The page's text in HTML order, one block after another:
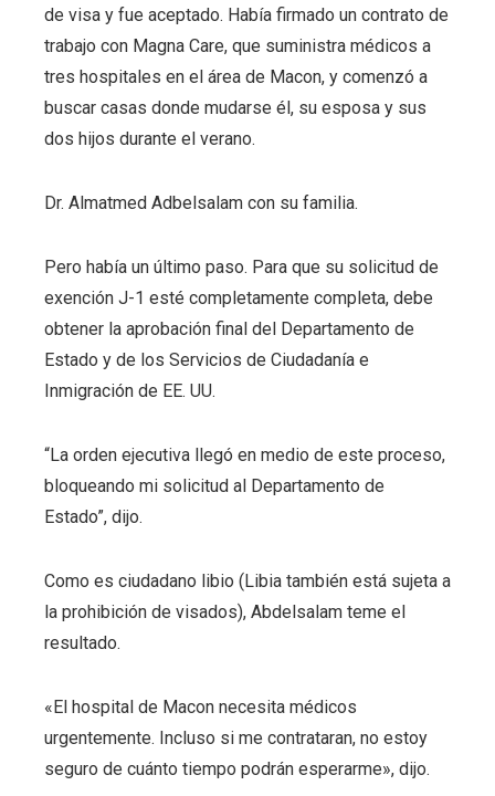
de visa y fue aceptado. Había firmado un contrato de
trabajo con Magna Care, que suministra médicos a
tres hospitales en el área de Macon, y comenzó a
buscar casas donde mudarse él, su esposa y sus
dos hijos durante el verano.
Dr. Almatmed Adbelsalam con su familia.
Pero había un último paso. Para que su solicitud de
exención J-1 esté completamente completa, debe
obtener la aprobación final del Departamento de
Estado y de los Servicios de Ciudadanía e
Inmigración de EE. UU.
“La orden ejecutiva llegó en medio de este proceso,
bloqueando mi solicitud al Departamento de
Estado”, dijo.
Como es ciudadano libio (Libia también está sujeta a
la prohibición de visados), Abdelsalam teme el
resultado.
«El hospital de Macon necesita médicos
urgentemente. Incluso si me contrataran, no estoy
seguro de cuánto tiempo podrán esperarme», dijo.